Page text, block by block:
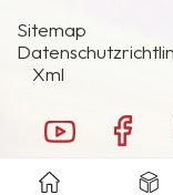
Sitemap
Xml